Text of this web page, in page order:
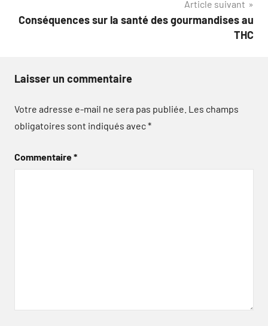
Article suivant
Conséquences sur la santé des gourmandises au
THC
Laisser un commentaire
Votre adresse e-mail ne sera pas publiée. Les champs
obligatoires sont indiqués avec*
Commentaire*